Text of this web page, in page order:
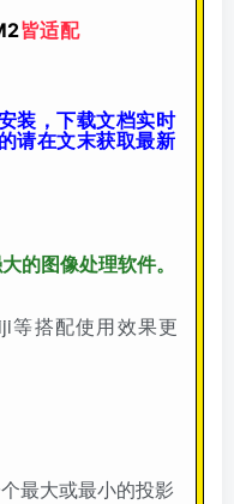
皆适配
装，下载文档实时
请在文末获取最新
大的图像处理软件。
等搭配使用效果更
最大或最小的投影